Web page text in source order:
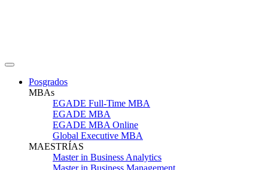
Posgrados
MBAs
EGADE Full-Time MBA
EGADE MBA
EGADE MBA Online
Global Executive MBA
MAESTRÍAS
Master in Business Analytics
Master in Business Management